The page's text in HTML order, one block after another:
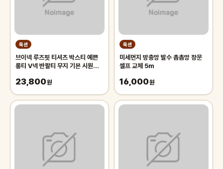
옥션
브이넥 루즈핏 티셔츠 박스티 예쁜
롱티 V넥 반팔티 무지 기본 시원한
23,800원
옥션
미세먼지 방충망 발수 촘촘망 창문
셀프 교체 5m
16,000원